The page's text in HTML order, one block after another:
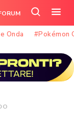
Cerca
nel il
Onda #Pokémon